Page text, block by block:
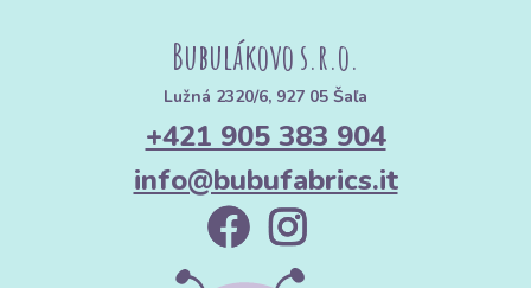
Bubulákovo s.r.o.
Lužná 2320/6, 927 05 Šaľa
+421 905 383 904
info@bubufabrics.it